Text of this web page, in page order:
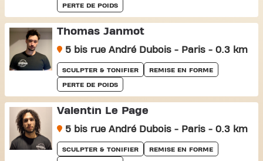
PERTE DE POIDS
Thomas Janmot
5 bis rue André Dubois - Paris - 0.3 km
SCULPTER & TONIFIER REMISE EN FORME
PERTE DE POIDS
Valentin Le Page
5 bis rue André Dubois - Paris - 0.3 km
SCULPTER & TONIFIER REMISE EN FORME